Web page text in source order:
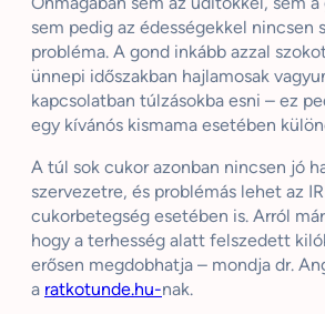
sem pedig az édességekkel nincsen
probléma. A gond inkább azzal
ünnepi időszakban hajlamosak
kapcsolatban túlzásokba esni – ez
egy kívánós kismama esetében
A túl sok cukor azonban nincsen jó
szervezetre, és problémás lehet az
cukorbetegség esetében is. Arról
hogy a terhesség alatt felszedett
erősen megdobhatja – mondja dr.
a ratkotunde.hu-nak.